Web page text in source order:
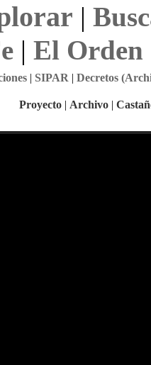
|
| El Orden
| SIPAR | Decretos
Proyecto | Archivo |